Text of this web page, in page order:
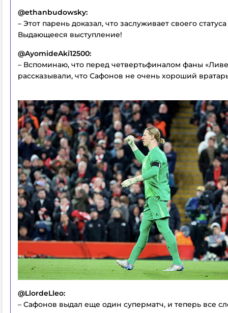
@ethanbudowsky:
– Этот парень доказал, что заслуживает своего
Выдающееся выступление!
@AyomideAki12500:
– Вспоминаю, что перед четвертьфиналом фаны
рассказывали, что Сафонов не очень хороший
@LlordeLleo:
– Сафонов выдал еще один суперматч, и теперь все